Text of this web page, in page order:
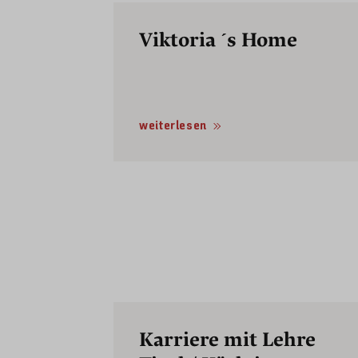
Viktoria ´s Home
weiterlesen
Karriere mit Lehre